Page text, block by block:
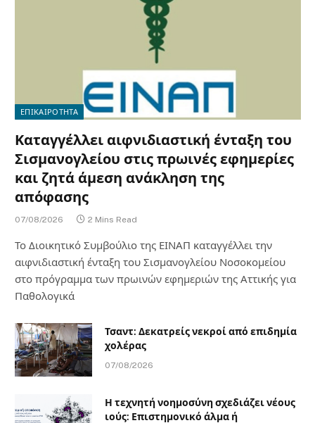
ΕΠΙΚΑΙΡΟΤΗΤΑ
Καταγγέλλει αιφνιδιαστική ένταξη του
Σισμανογλείου στις πρωινές εφημερίες
και ζητά άμεση ανάκληση της
απόφασης
07/08/2026 2 Mins Read
Το Διοικητικό Συμβούλιο της ΕΙΝΑΠ καταγγέλλει την
αιφνιδιαστική ένταξη του Σισμανογλείου Νοσοκομείου
στο πρόγραμμα των πρωινών εφημεριών της Αττικής για
Παθολογικά
Τσαντ: Δεκατρείς νεκροί από επιδημία
χολέρας
07/08/2026
Η τεχνητή νοημοσύνη σχεδιάζει νέους
ιούς: Επιστημονικό άλμα ή